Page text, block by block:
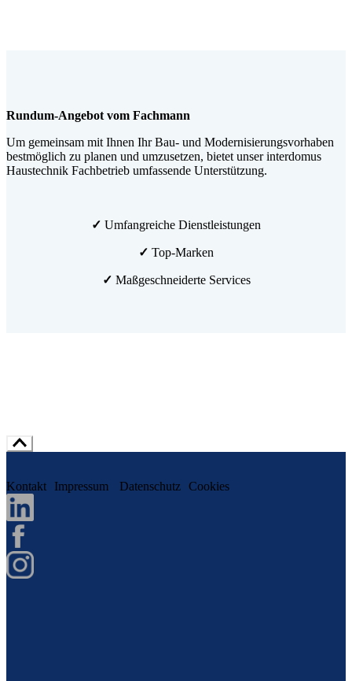
Rundum-Angebot vom Fachmann
Um gemeinsam mit Ihnen Ihr Bau- und Modernisierungsvorhaben
bestmöglich zu planen und umzusetzen, bietet unser interdomus
Haustechnik Fachbetrieb umfassende Unterstützung.
✓ Umfangreiche Dienstleistungen
✓ Top-Marken
✓ Maßgeschneiderte Services
Kontakt Impressum Datenschutz Cookies